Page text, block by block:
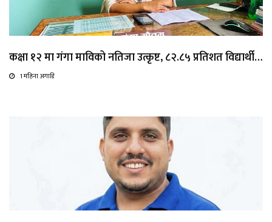
कक्षा १२ मा गंगा माविको नतिजा उत्कृष्ट, ८२.८५ प्रतिशत विद्यार्थी…
1 महिना अगाडि